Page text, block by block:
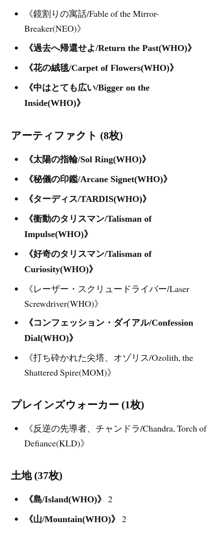
《鏡割りの寓話/Fable of the Mirror-
Breaker(NEO)》
《過去へ帰還せよ/Return the Past(WHO)》
《花の絨毯/Carpet of Flowers(WHO)》
《中はとても広い/Bigger on the
Inside(WHO)》
アーティファクト (8枚)
《太陽の指輪/Sol Ring(WHO)》
《秘儀の印鑑/Arcane Signet(WHO)》
《ターディス/TARDIS(WHO)》
《衝動のタリスマン/Talisman of
Impulse(WHO)》
《好奇のタリスマン/Talisman of
Curiosity(WHO)》
《レーザー・スクリュードライバー/Laser
Screwdriver(WHO)》
《コンフェッション・ダイアル/Confession
Dial(WHO)》
《打ち砕かれた尖塔、オゾリス/Ozolith, the
Shattered Spire(MOM)》
プレインズウォーカー (1枚)
《反逆の先導者、チャンドラ/Chandra, Torch of
Defiance(KLD)》
土地 (37枚)
《島/Island(WHO)》 2
《山/Mountain(WHO)》
2